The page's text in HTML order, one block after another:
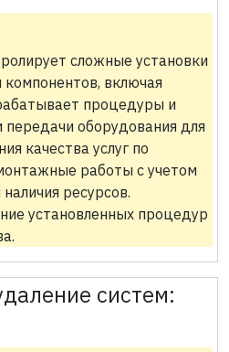
сложные установки
включая
процедуры и
оборудования для
качества услуг по
работы с учетом
ресурсов.
установленных процедур
систем: